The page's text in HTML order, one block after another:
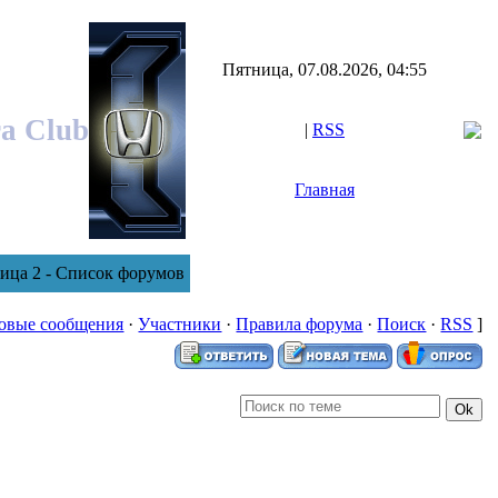
Club
Пятница, 07.08.2026, 04:55
| RSS
Главная
2 - Список форумов
сообщения ·Участники ·Правила форума ·Поиск ·RSS ]